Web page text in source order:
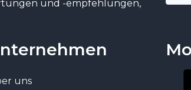
und -empfehlungen,
uns